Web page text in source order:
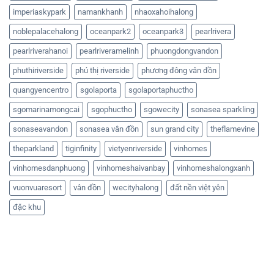
imperiaskypark namankhanh nhaoxahoihalong
noblepalacehalong oceanpark2 oceanpark3 pearlrivera
pearlriverahanoi pearlriveramelinh phuongdongvandon
phuthiriverside phú thị riverside phương đông vân đồn
quangyencentro sgolaporta sgolaportaphuctho
sgomarinamongcai sgophuctho sgowecity sonasea sparkling
sonaseavandon sonasea vân đồn sun grand city theflamevine
theparkland tiginfinity vietyenriverside vinhomes
vinhomesdanphuong vinhomeshaivanbay vinhomeshalongxanh
vuonvuaresort vân đồn wecityhalong đất nền việt yên
đặc khu